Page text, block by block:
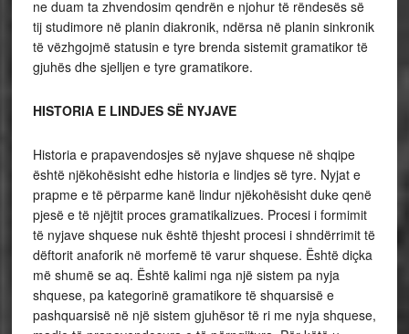
ne duam ta zhvendosim qendrën e njohur të rëndesës së
tij studimore në planin diakronik, ndërsa në planin sinkronik
të vëzhgojmë statusin e tyre brenda sistemit gramatikor të
gjuhës dhe sjelljen e tyre gramatikore.
HISTORIA E LINDJES SË NYJAVE
Historia e prapavendosjes së nyjave shquese në shqipe
është njëkohësisht edhe historia e lindjes së tyre. Nyjat e
prapme e të përparme kanë lindur njëkohësisht duke qenë
pjesë e të njëjtit proces gramatikalizues. Procesi i formimit
të nyjave shquese nuk është thjesht procesi i shndërrimit të
dëftorit anaforik në morfemë të varur shquese. Është diçka
më shumë se aq. Është kalimi nga një sistem pa nyja
shquese, pa kategorinë gramatikore të shquarsisë e
pashquarsisë në një sistem gjuhësor të ri me nyja shquese,